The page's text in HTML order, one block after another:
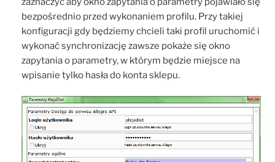
bezpośrednio przed wykonaniem profilu. Przy takiej
konfiguracji gdy będziemy chcieli taki profil uruchomić i
wykonać synchronizację zawsze pokaże się okno
zapytania o parametry, w którym będzie miejsce na
wpisanie tylko hasła do konta sklepu.